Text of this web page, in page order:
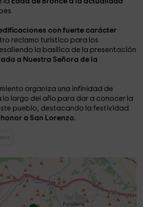
con fuerte carácter
reclamo turístico para los
la basílica de la presentación
a Nuestra Señora de la
organiza una infinidad de
lo largo del año para dar a conocer la
pueblo, destacando la festividad
a San Lorenzo.